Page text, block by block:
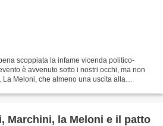
scoppiata la infame vicenda politico-
è avvenuto sotto i nostri occhi, ma non
La Meloni, che almeno una uscita alla
Marchini, la Meloni e il patto